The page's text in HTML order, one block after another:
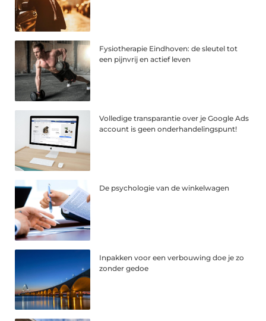
Fysiotherapie Eindhoven: de sleutel tot
een pijnvrij en actief leven
Volledige transparantie over je Google Ads
account is geen onderhandelingspunt!
De psychologie van de winkelwagen
Inpakken voor een verbouwing doe je zo
zonder gedoe